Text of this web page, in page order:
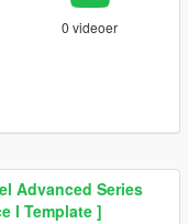
0 videoer
Advanced Series
l Template ]